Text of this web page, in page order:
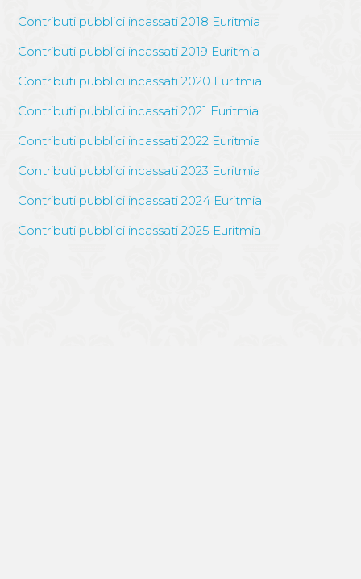
Contributi pubblici incassati 2018 Euritmia
Contributi pubblici incassati 2019 Euritmia
Contributi pubblici incassati 2020 Euritmia
Contributi pubblici incassati 2021 Euritmia
Contributi pubblici incassati 2022 Euritmia
Contributi pubblici incassati 2023 Euritmia
Contributi pubblici incassati 2024 Euritmia
Contributi pubblici incassati 2025 Euritmia